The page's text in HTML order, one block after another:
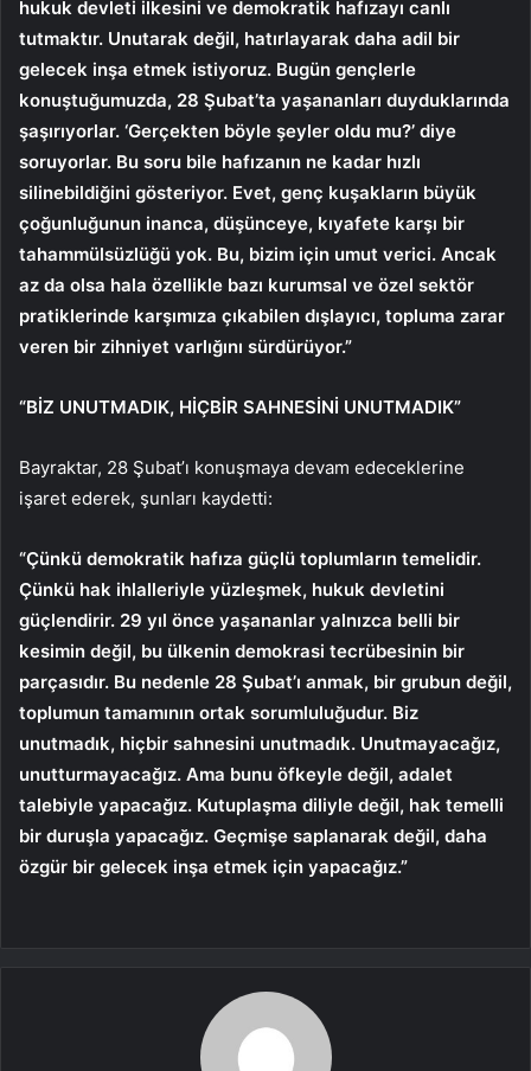
hukuk devleti ilkesini ve demokratik hafızayı canlı
tutmaktır. Unutarak değil, hatırlayarak daha adil bir
gelecek inşa etmek istiyoruz. Bugün gençlerle
konuştuğumuzda, 28 Şubat’ta yaşananları duyduklarında
şaşırıyorlar. ‘Gerçekten böyle şeyler oldu mu?’ diye
soruyorlar. Bu soru bile hafızanın ne kadar hızlı
silinebildiğini gösteriyor. Evet, genç kuşakların büyük
çoğunluğunun inanca, düşünceye, kıyafete karşı bir
tahammülsüzlüğü yok. Bu, bizim için umut verici. Ancak
az da olsa hala özellikle bazı kurumsal ve özel sektör
pratiklerinde karşımıza çıkabilen dışlayıcı, topluma zarar
veren bir zihniyet varlığını sürdürüyor.”
“BİZ UNUTMADIK, HİÇBİR SAHNESİNİ UNUTMADIK”
Bayraktar, 28 Şubat’ı konuşmaya devam edeceklerine
işaret ederek, şunları kaydetti:
“Çünkü demokratik hafıza güçlü toplumların temelidir.
Çünkü hak ihlalleriyle yüzleşmek, hukuk devletini
güçlendirir. 29 yıl önce yaşananlar yalnızca belli bir
kesimin değil, bu ülkenin demokrasi tecrübesinin bir
parçasıdır. Bu nedenle 28 Şubat’ı anmak, bir grubun değil,
toplumun tamamının ortak sorumluluğudur. Biz
unutmadık, hiçbir sahnesini unutmadık. Unutmayacağız,
unutturmayacağız. Ama bunu öfkeyle değil, adalet
talebiyle yapacağız. Kutuplaşma diliyle değil, hak temelli
bir duruşla yapacağız. Geçmişe saplanarak değil, daha
özgür bir gelecek inşa etmek için yapacağız.”